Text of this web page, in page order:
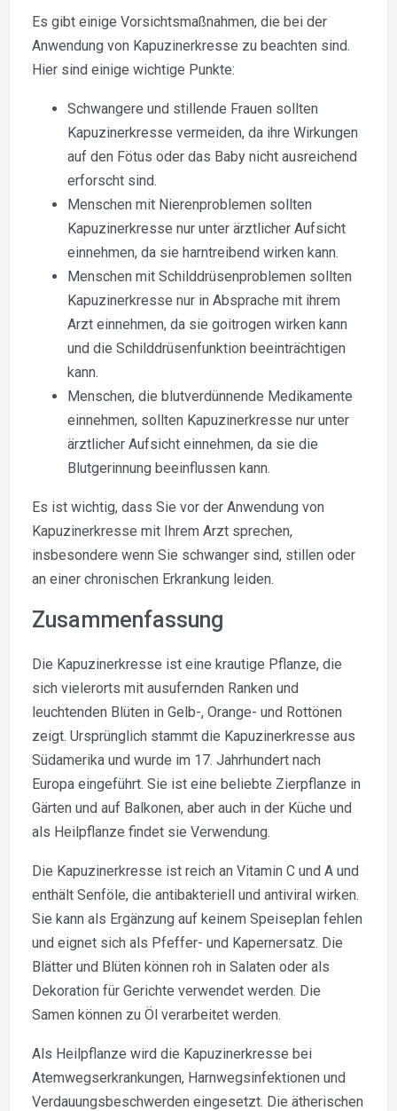
Es gibt einige Vorsichtsmaßnahmen, die bei der
Anwendung von Kapuzinerkresse zu beachten sind.
Hier sind einige wichtige Punkte:
Schwangere und stillende Frauen sollten
Kapuzinerkresse vermeiden, da ihre Wirkungen
auf den Fötus oder das Baby nicht ausreichend
erforscht sind.
Menschen mit Nierenproblemen sollten
Kapuzinerkresse nur unter ärztlicher Aufsicht
einnehmen, da sie harntreibend wirken kann.
Menschen mit Schilddrüsenproblemen sollten
Kapuzinerkresse nur in Absprache mit ihrem
Arzt einnehmen, da sie goitrogen wirken kann
und die Schilddrüsenfunktion beeinträchtigen
kann.
Menschen, die blutverdünnende Medikamente
einnehmen, sollten Kapuzinerkresse nur unter
ärztlicher Aufsicht einnehmen, da sie die
Blutgerinnung beeinflussen kann.
Es ist wichtig, dass Sie vor der Anwendung von
Kapuzinerkresse mit Ihrem Arzt sprechen,
insbesondere wenn Sie schwanger sind, stillen oder
an einer chronischen Erkrankung leiden.
Zusammenfassung
Die Kapuzinerkresse ist eine krautige Pflanze, die
sich vielerorts mit ausufernden Ranken und
leuchtenden Blüten in Gelb-, Orange- und Rottönen
zeigt. Ursprünglich stammt die Kapuzinerkresse aus
Südamerika und wurde im 17. Jahrhundert nach
Europa eingeführt. Sie ist eine beliebte Zierpflanze in
Gärten und auf Balkonen, aber auch in der Küche und
als Heilpflanze findet sie Verwendung.
Die Kapuzinerkresse ist reich an Vitamin C und A und
enthält Senföle, die antibakteriell und antiviral wirken.
Sie kann als Ergänzung auf keinem Speiseplan fehlen
und eignet sich als Pfeffer- und Kapernersatz. Die
Blätter und Blüten können roh in Salaten oder als
Dekoration für Gerichte verwendet werden. Die
Samen können zu Öl verarbeitet werden.
Als Heilpflanze wird die Kapuzinerkresse bei
Atemwegserkrankungen, Harnwegsinfektionen und
Verdauungsbeschwerden eingesetzt. Die ätherischen